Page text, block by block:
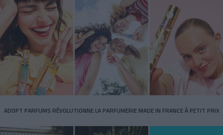
ADOPT PARFUMS RÉVOLUTIONNE LA PARFUMERIE MADE IN FRANCE À PETIT PRIX